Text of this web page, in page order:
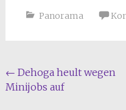
Panorama
Beitragsnavigation
← Dehoga heult wegen
Minijobs auf